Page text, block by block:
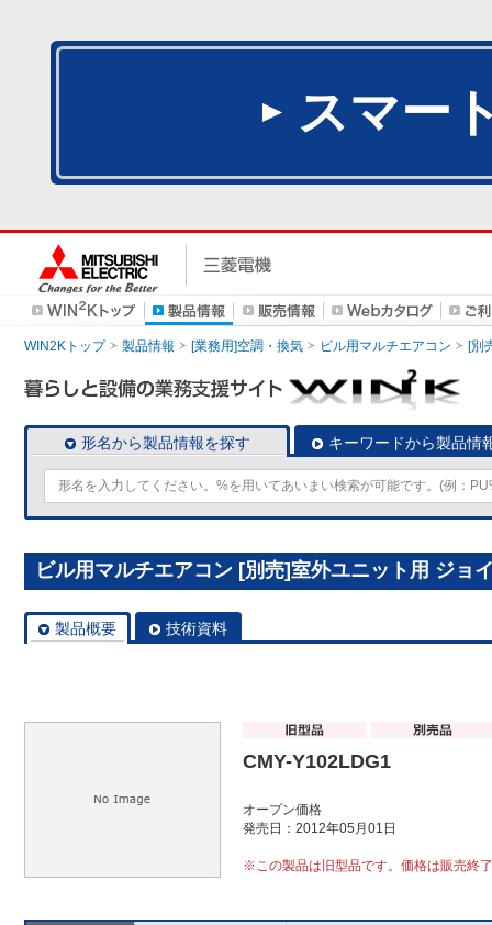
スマー
WIN2Kトップ 製品情報 [業務用]空調・換気 ビル用マルチエアコン [別
形名から製品情報を探す キーワードから製品情
ビル用マルチエアコン [別売]室外ユニット用 ジョ
製品概要 技術資料
CMY-Y102LDG1
オープン価格
発売日：2012年05月01日
※この製品は旧型品です。価格は販売終